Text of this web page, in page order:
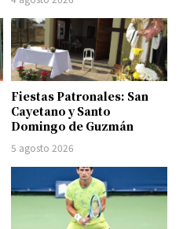
Fiestas Patronales: San
Cayetano y Santo
Domingo de Guzmán
5 agosto 2026